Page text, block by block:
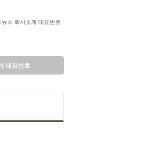
뉴스 회사소개 대표번호
대표번호